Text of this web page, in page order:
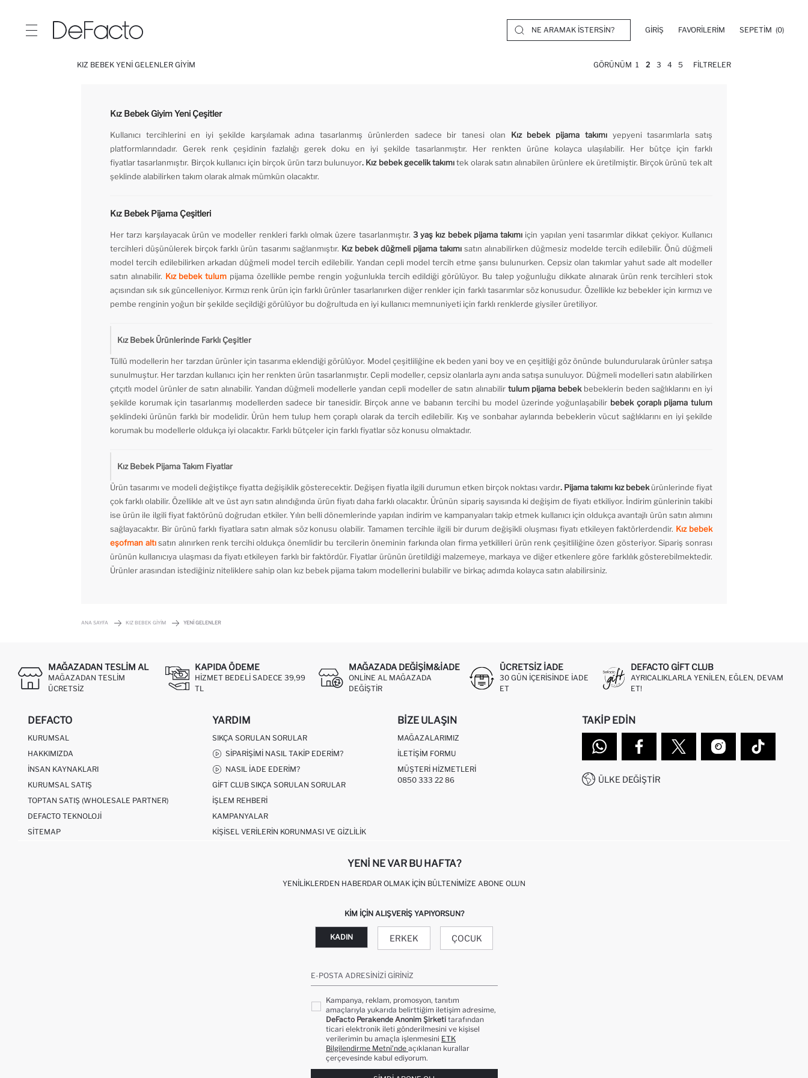
GIRIŞ FAVORILERIM SEPETIM (0)
KIZ BEBEK YENI GELENLER GIYIM GÖRÜNÜM 1 2 3 4 5 FILTRELER
Kız Bebek Giyim Yeni Çeşitler
Kullanıcı tercihlerini en iyi şekilde karşılamak adına tasarlanmış ürünlerden sadece bir tanesi olan Kız bebek pijama takımı yepyeni tasarımlarla satış
platformlarındadır. Gerek renk çeşidinin fazlalığı gerek doku en iyi şekilde tasarlanmıştır. Her renkten ürüne kolayca ulaşılabilir. Her bütçe için farklı
fiyatlar tasarlanmıştır. Birçok kullanıcı için birçok ürün tarzı bulunuyor. Kız bebek gecelik takımıtek olarak satın alınabilen ürünlere ek üretilmiştir. Birçok ürünü tek alt
şeklinde alabilirken takım olarak almak mümkün olacaktır.
Kız Bebek Pijama Çeşitleri
Her tarzı karşılayacak ürün ve modeller renkleri farklı olmak üzere tasarlanmıştır. 3 yaş kız bebek pijama takımı için yapılan yeni tasarımlar dikkat çekiyor. Kullanıcı
tercihleri düşünülerek birçok farklı ürün tasarımı sağlanmıştır. Kız bebek düğmeli pijama takımısatın alınabilirken düğmesiz modelde tercih edilebilir. Önü düğmeli
model tercih edilebilirken arkadan düğmeli model tercih edilebilir. Yandan cepli model tercih etme şansı bulunurken. Cepsiz olan takımlar yahut sade alt modeller
satın alınabilir. Kız bebek tulum pijama özellikle pembe rengin yoğunlukla tercih edildiği görülüyor. Bu talep yoğunluğu dikkate alınarak ürün renk tercihleri stok
açısından sık sık güncelleniyor. Kırmızı renk ürün için farklı ürünler tasarlanırken diğer renkler için farklı tasarımlar söz konusudur. Özellikle kız bebekler için kırmızı ve
pembe renginin yoğun bir şekilde seçildiği görülüyor bu doğrultuda en iyi kullanıcı memnuniyeti için farklı renklerde giysiler üretiliyor.
Kız Bebek Ürünlerinde Farklı Çeşitler
Tüllü modellerin her tarzdan ürünler için tasarıma eklendiği görülüyor. Model çeşitliliğine ek beden yani boy ve en çeşitliği göz önünde bulundurularak ürünler satışa
sunulmuştur. Her tarzdan kullanıcı için her renkten ürün tasarlanmıştır. Cepli modeller, cepsiz olanlarla aynı anda satışa sunuluyor. Düğmeli modelleri satın alabilirken
çıtçıtlı model ürünler de satın alınabilir. Yandan düğmeli modellerle yandan cepli modeller de satın alınabilir tulum pijama bebek bebeklerin beden sağlıklarını en iyi
şekilde korumak için tasarlanmış modellerden sadece bir tanesidir. Birçok anne ve babanın tercihi bu model üzerinde yoğunlaşabilir bebek çoraplı pijama tulum
şeklindeki ürünün farklı bir modelidir. Ürün hem tulup hem çoraplı olarak da tercih edilebilir. Kış ve sonbahar aylarında bebeklerin vücut sağlıklarını en iyi şekilde
korumak bu modellerle oldukça iyi olacaktır. Farklı bütçeler için farklı fiyatlar söz konusu olmaktadır.
Kız Bebek Pijama Takım Fiyatlar
Ürün tasarımı ve modeli değiştikçe fiyatta değişiklik gösterecektir. Değişen fiyatla ilgili durumun etken birçok noktası vardır. Pijama takımı kız bebek ürünlerinde fiyat
çok farklı olabilir. Özellikle alt ve üst ayrı satın alındığında ürün fiyatı daha farklı olacaktır. Ürünün sipariş sayısında ki değişim de fiyatı etkiliyor. İndirim günlerinin takibi
ise ürün ile ilgili fiyat faktörünü doğrudan etkiler. Yılın belli dönemlerinde yapılan indirim ve kampanyaları takip etmek kullanıcı için oldukça avantajlı ürün satın alımını
sağlayacaktır. Bir ürünü farklı fiyatlara satın almak söz konusu olabilir. Tamamen tercihle ilgili bir durum değişikli oluşması fiyatı etkileyen faktörlerdendir. Kız bebek
eşofman altı satın alınırken renk tercihi oldukça önemlidir bu tercilerin öneminin farkında olan firma yetkilileri ürün renk çeşitliliğine özen gösteriyor. Sipariş sonrası
ürünün kullanıcıya ulaşması da fiyatı etkileyen farklı bir faktördür. Fiyatlar ürünün üretildiği malzemeye, markaya ve diğer etkenlere göre farklılık gösterebilmektedir.
Ürünler arasından istediğiniz niteliklere sahip olan kız bebek pijama takım modellerini bulabilir ve birkaç adımda kolayca satın alabilirsiniz.
ANA SAYFA KIZ BEBEK GIYIM YENI GELENLER
MAĞAZADAN TESLIM AL
MAĞAZADAN TESLIM
ÜCRETSIZ
KAPIDA ÖDEME
HIZMET BEDELI SADECE 39,99
TL
MAĞAZADA DEĞIŞIM&İADE
ONLINE AL MAĞAZADA
DEĞIŞTIR
ÜCRETSIZ IADE
30 GÜN IÇERISINDE IADE
ET
DEFACTO GIFT CLUB
AYRICALIKLARLA YENILEN, EĞLEN, DEVAM
ET!
DEFACTO
KURUMSAL
HAKKIMIZDA
İNSAN KAYNAKLARI
KURUMSAL SATIŞ
TOPTAN SATIŞ (WHOLESALE PARTNER)
DEFACTO TEKNOLOJI
SITEMAP
YARDIM
SIKÇA SORULAN SORULAR
SIPARIŞIMI NASIL TAKIP EDERIM?
NASIL İADE EDERIM?
GIFT CLUB SIKÇA SORULAN SORULAR
İŞLEM REHBERI
KAMPANYALAR
KIŞISEL VERILERIN KORUNMASI VE GIZLILIK
BIZE ULAŞIN
MAĞAZALARIMIZ
İLETIŞIM FORMU
MÜŞTERI HIZMETLERI
0850 333 22 86
TAKIP EDIN
ÜLKE DEĞIŞTIR
YENI NE VAR BU HAFTA?
YENILIKLERDEN HABERDAR OLMAK İÇIN BÜLTENIMIZE ABONE OLUN
KIM IÇIN ALIŞVERIŞ YAPIYORSUN?
KADIN ERKEK ÇOCUK
E-POSTA ADRESINIZI GIRINIZ
Kampanya, reklam, promosyon, tanıtım
amaçlarıyla yukarıda belirttiğim iletişim adresime,
DeFacto Perakende Anonim Şirketi tarafından
ticari elektronik ileti gönderilmesini ve kişisel
verilerimin bu amaçla işlenmesini ETK
Bilgilendirme Metni’nde açıklanan kurallar
çerçevesinde kabul ediyorum.